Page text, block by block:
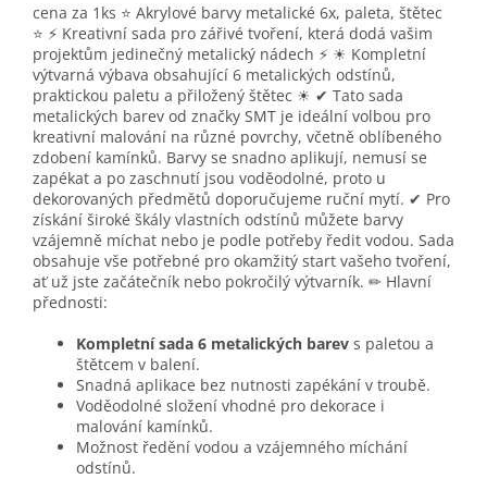
cena za 1ks ⭐ Akrylové barvy metalické 6x, paleta, štětec
⭐ ⚡ Kreativní sada pro zářivé tvoření, která dodá vašim
projektům jedinečný metalický nádech ⚡ ☀ Kompletní
výtvarná výbava obsahující 6 metalických odstínů,
praktickou paletu a přiložený štětec ☀ ✔ Tato sada
metalických barev od značky SMT je ideální volbou pro
kreativní malování na různé povrchy, včetně oblíbeného
zdobení kamínků. Barvy se snadno aplikují, nemusí se
zapékat a po zaschnutí jsou voděodolné, proto u
dekorovaných předmětů doporučujeme ruční mytí. ✔ Pro
získání široké škály vlastních odstínů můžete barvy
vzájemně míchat nebo je podle potřeby ředit vodou. Sada
obsahuje vše potřebné pro okamžitý start vašeho tvoření,
ať už jste začátečník nebo pokročilý výtvarník. ✏ Hlavní
přednosti:
Kompletní sada 6 metalických barev s paletou a
štětcem v balení.
Snadná aplikace bez nutnosti zapékání v troubě.
Voděodolné složení vhodné pro dekorace i
malování kamínků.
Možnost ředění vodou a vzájemného míchání
odstínů.